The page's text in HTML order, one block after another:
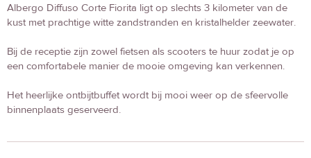
Albergo Diffuso Corte Fiorita ligt op slechts 3 kilometer van de
kust met prachtige witte zandstranden en kristalhelder zeewater.
Bij de receptie zijn zowel fietsen als scooters te huur zodat je op
een comfortabele manier de mooie omgeving kan verkennen.
Het heerlijke ontbijtbuffet wordt bij mooi weer op de sfeervolle
binnenplaats geserveerd.